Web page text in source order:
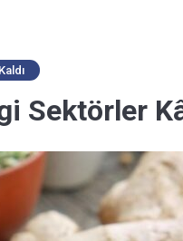
Sektörler